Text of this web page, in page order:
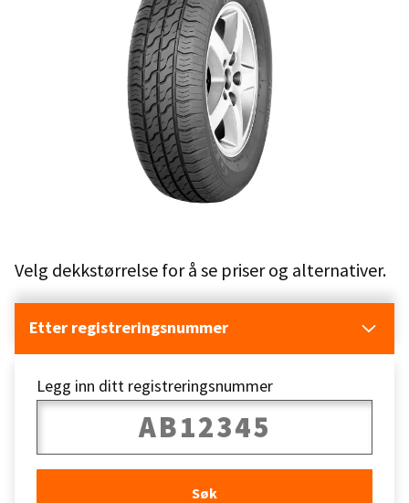
Velg dekkstørrelse for å se priser og alternativer.
Etter registreringsnummer
Legg inn ditt registreringsnummer
Søk